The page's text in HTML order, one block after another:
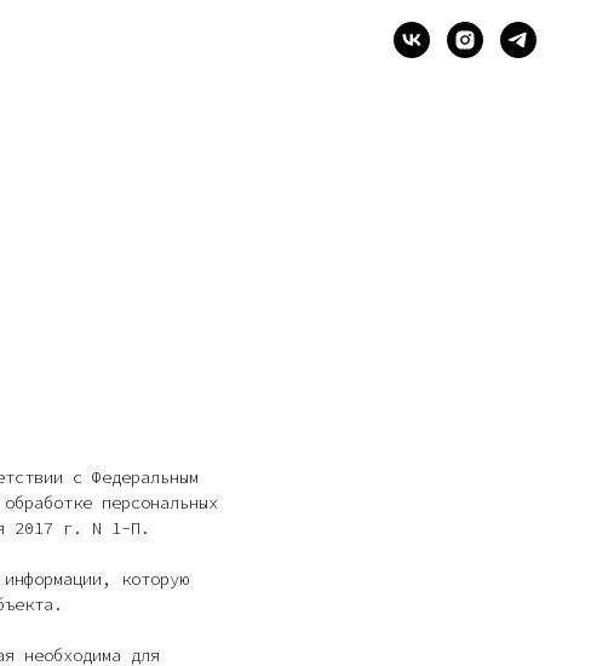
с Федеральным
персональных
2017 г. N 1-П.
которую
необходима для